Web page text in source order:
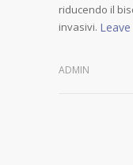
riducendo il
invasivi.
ADMIN